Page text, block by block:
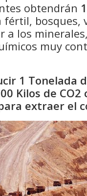
obtendrán
fértil, bosques,
a los
muy
1 Tonelada
Kilos de
extraer el